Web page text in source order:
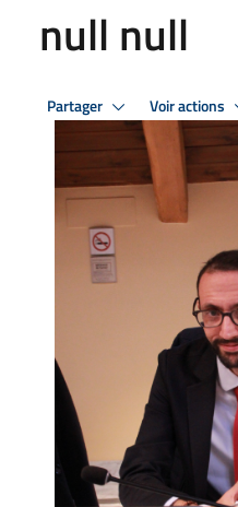
null null
Partager Voir actions